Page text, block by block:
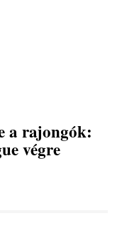
a rajongók:
végre